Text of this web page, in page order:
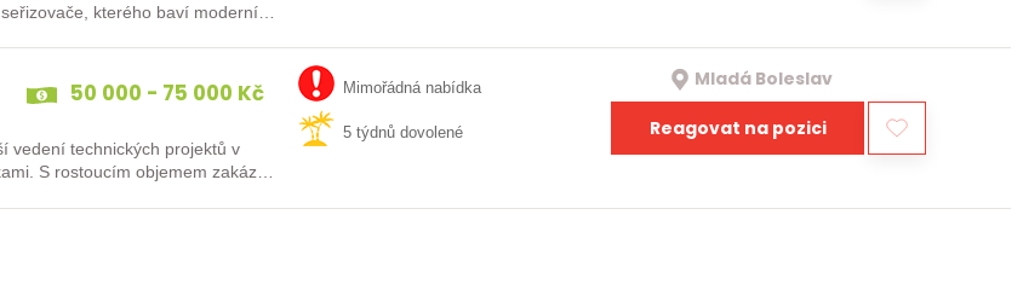
kterého baví moderní…
50 000 - 75 000 Kč
vedení technických projektů v
S rostoucím objemem zakázek
Mimořádná nabídka
5 týdnů dovolené
Mladá Boleslav
Reagovat na pozici